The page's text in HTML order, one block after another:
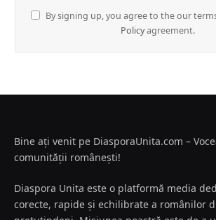
By signing up, you agree to the our
Policyagreement.
Bine ați venit pe DiasporaUnita.com –
comunității românești!
Diaspora Unita este o platformă media
corecte, rapide și echilibrate a românilor